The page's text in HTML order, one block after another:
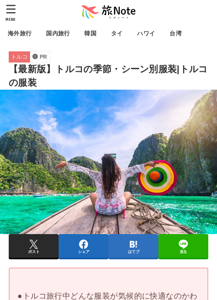
海外旅行 国内旅行 韓国 タイ ハワイ 台湾
MENU
トルコ PR
【最新版】トルコの季節・シーン別服装|トルコ
の服装
ポスト シェア はてブ 送る
●トルコ旅行中どんな服装が気候的に快適なのかわ